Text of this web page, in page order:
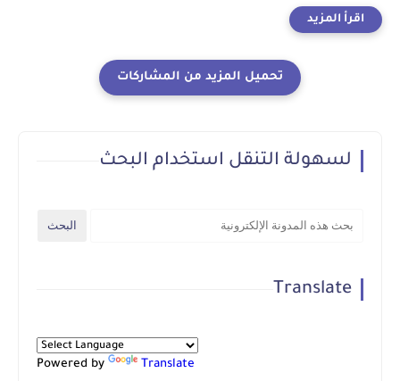
لسهولة التنقل استخدام البحث
Translate
Powered by Translate